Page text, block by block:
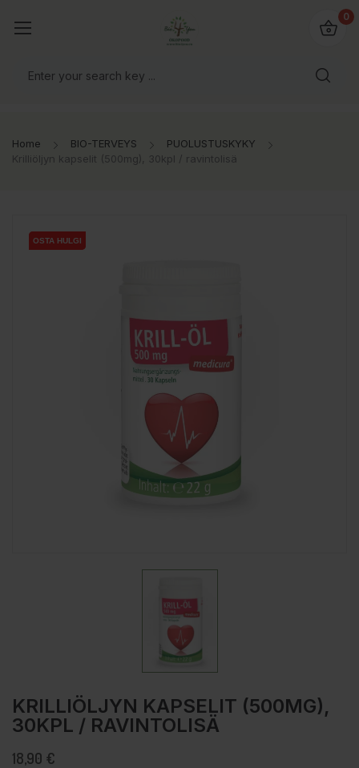
0
Home BIO-TERVEYS
PUOLUSTUSKYKY
Krilliöljyn kapselit (500mg), 30kpl / ravintolisä
OSTA HULGI
OSTA HULGI
KRILLIÖLJYN KAPSELIT (500MG),
30KPL / RAVINTOLISÄ
18,90 €